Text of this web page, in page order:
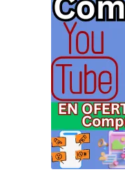
Nicky Jam
NickyJam PMFs/FAQs
PMF FAQs
Política de privacidad